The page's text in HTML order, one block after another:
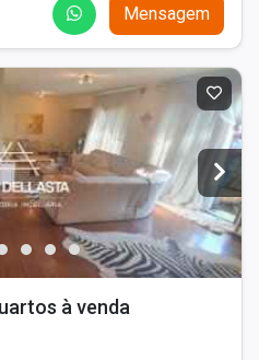
Mensagem
à venda